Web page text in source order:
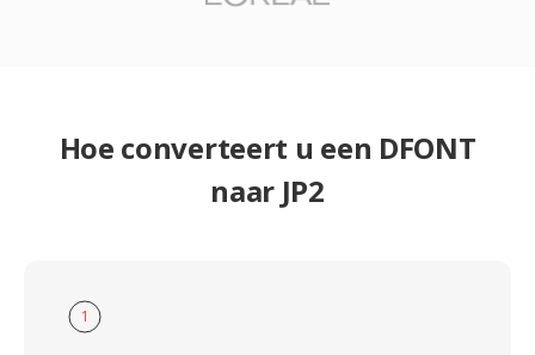
Hoe converteert u een DFONT
naar JP2
1